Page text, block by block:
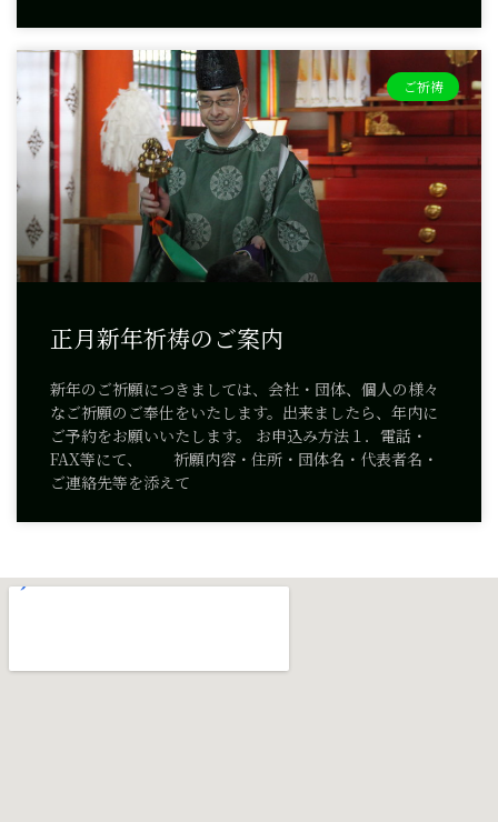
ご祈祷
正月新年祈祷のご案内
新年のご祈願につきましては、会社・団体、個人の様々
なご祈願のご奉仕をいたします。出来ましたら、年内に
ご予約をお願いいたします。 お申込み方法１．電話・
FAX等にて、 祈願内容・住所・団体名・代表者名・
ご連絡先等を添えて